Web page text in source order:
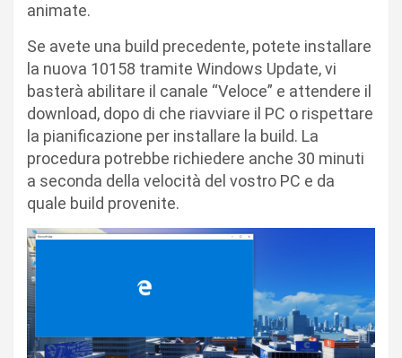
animate.
Se avete una build precedente, potete installare
la nuova 10158 tramite Windows Update, vi
basterà abilitare il canale “Veloce” e attendere il
download, dopo di che riavviare il PC o rispettare
la pianificazione per installare la build. La
procedura potrebbe richiedere anche 30 minuti
a seconda della velocità del vostro PC e da
quale build provenite.